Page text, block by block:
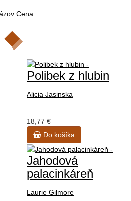
Cena
Polibek z hlubin
Alicia Jasinska
18,77 €
Do košíka
Jahodová
palacinkáreň
Laurie Gilmore